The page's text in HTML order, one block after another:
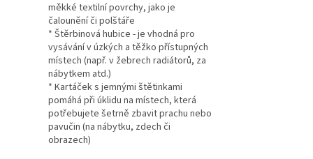
měkké textilní povrchy, jako je
čalounění či polštáře
* Štěrbinová hubice - je vhodná pro
vysávání v úzkých a těžko přístupných
místech (např. v žebrech radiátorů, za
nábytkem atd.)
* Kartáček s jemnými štětinkami
pomáhá při úklidu na místech, která
potřebujete šetrně zbavit prachu nebo
pavučin (na nábytku, zdech či
obrazech)